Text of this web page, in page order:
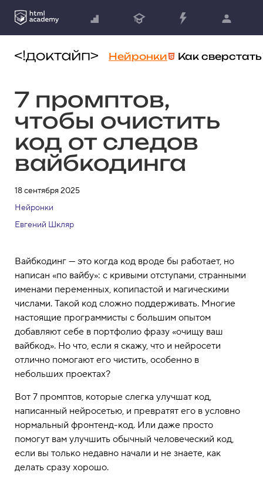
Нейронки Как сверстать
7 промптов,
чтобы очистить
код от следов
вайбкодинга
18 сентября 2025
Нейронки
Евгений Шкляр
Вайбкодинг — это когда код вроде бы работает, но
написан «по вайбу»: с кривыми отступами, странными
именами переменных, копипастой и магическими
числами. Такой код сложно поддерживать. Многие
настоящие программисты с большим опытом
добавляют себе в портфолио фразу «очищу ваш
вайбкод». Но что, если я скажу, что и нейросети
отлично помогают его чистить, особенно в
небольших проектах?
Вот 7 промптов, которые слегка улучшат код,
написанный нейросетью, и превратят его в условно
нормальный фронтенд-код. Или даже просто
помогут вам улучшить обычный человеческий код,
если вы только недавно начали и не знаете, как
делать сразу хорошо.